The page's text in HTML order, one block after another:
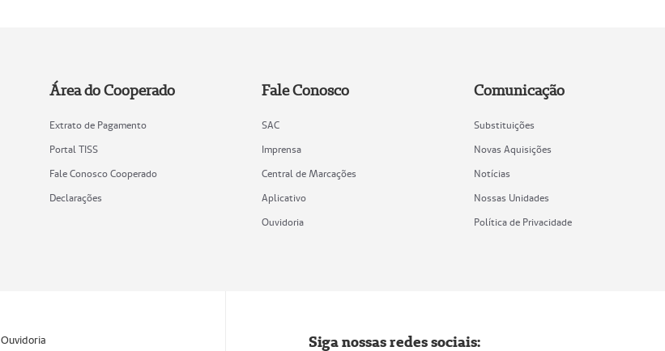
Área do Cooperado
Extrato de Pagamento
Portal TISS
Fale Conosco Cooperado
Declarações
Fale Conosco
SAC
Imprensa
Central de Marcações
Aplicativo
Ouvidoria
Comunicação
Substituições
Novas Aquisições
Notícias
Nossas Unidades
Política de Privacidade
Ouvidoria Siga nossas redes sociais: